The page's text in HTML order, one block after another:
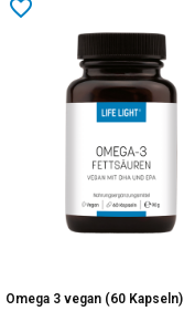
Omega 3 vegan (60 Kapseln)
favorite_border